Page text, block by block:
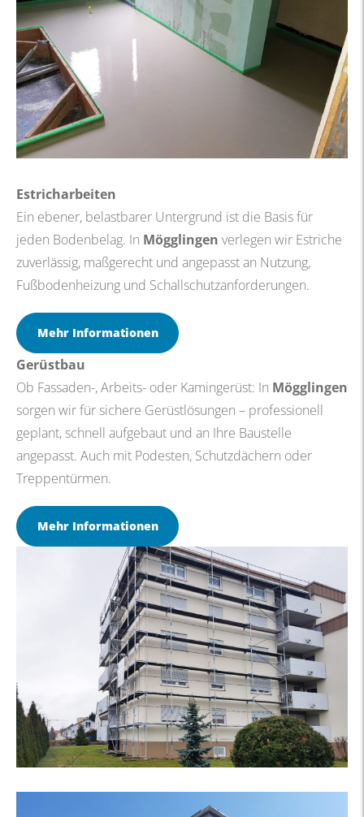
Estricharbeiten
Ein ebener, belastbarer Untergrund ist die Basis für
jeden Bodenbelag. In Mögglingen verlegen wir Estriche
zuverlässig, maßgerecht und angepasst an Nutzung,
Fußbodenheizung und Schallschutzanforderungen.
Mehr Informationen
Gerüstbau
Ob Fassaden-, Arbeits- oder Kamingerüst: In Mögglingen
sorgen wir für sichere Gerüstlösungen – professionell
geplant, schnell aufgebaut und an Ihre Baustelle
angepasst. Auch mit Podesten, Schutzdächern oder
Treppentürmen.
Mehr Informationen